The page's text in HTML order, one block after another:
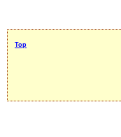
Top